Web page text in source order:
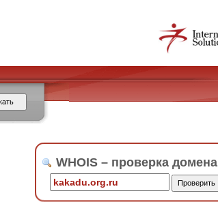
WHOIS – проверка домена